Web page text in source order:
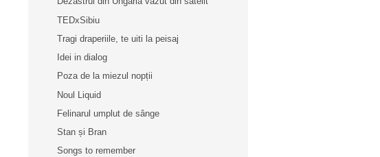
TEDxSibiu
Tragi draperiile, te uiti la peisaj
Idei in dialog
Poza de la miezul nopții
Noul Liquid
Felinarul umplut de sânge
Stan și Bran
Songs to remember